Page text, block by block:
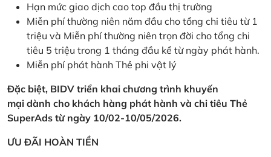
Hạn mức giao dịch cao top đầu thị trường
Miễn phí thường niên năm đầu cho tổng chi tiêu từ 1
triệu và Miễn phí thường niên trọn đời cho tổng chi
tiêu 5 triệu trong 1 tháng đầu kể từ ngày phát hành.
Miễn phí phát hành Thẻ phi vật lý
Đặc biệt, BIDV triển khai chương trình khuyến
mại dành cho khách hàng phát hành và chi tiêu Thẻ
SuperAds từ ngày 10/02-10/05/2026.
ƯU ĐÃI HOÀN TIỀN